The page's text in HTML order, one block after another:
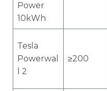
Power
10kWh
Tesla
Powerwal
l 2
≥200